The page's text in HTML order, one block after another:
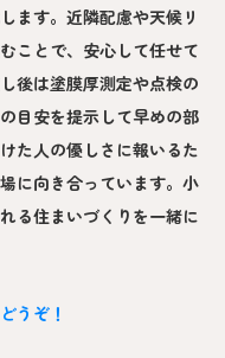
ます。近隣配慮や天候リ
ことで、安心して任せて
後は塗膜厚測定や点検の
目安を提示して早めの部
た人の優しさに報いるた
に向き合っています。小
る住まいづくりを一緒に
うぞ！